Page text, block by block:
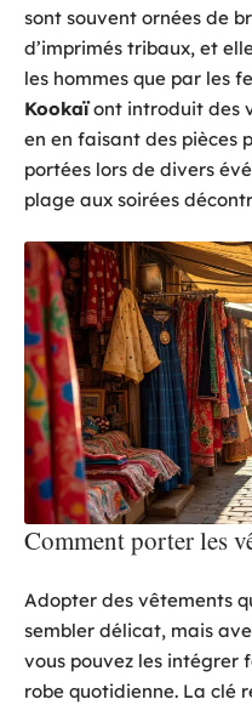
sont souvent ornées de
d’imprimés tribaux, et
les hommes que par les
Kookaïont introduit des
en en faisant des pièces
portées lors de divers
plage aux soirées
Comment porter les
Adopter des vêtements
sembler délicat, mais
vous pouvez les
robe quotidienne. La clé